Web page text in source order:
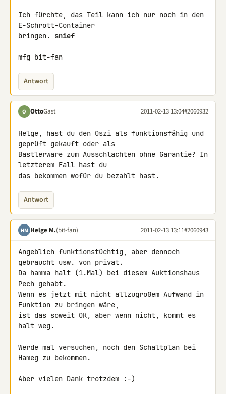
Ich fürchte, das Teil kann ich nur noch in den
E-Schrott-Container
bringen. snief
mfg bit-fan
Antwort
O OttoGast 2011-02-13 13:04#2060932
Helge, hast du den Oszi als funktionsfähig und
geprüft gekauft oder als
Bastlerware zum Ausschlachten ohne Garantie? In
letzterem Fall hast du
das bekommen wofür du bezahlt hast.
Antwort
HM Helge M.(bit-fan) 2011-02-13 13:11#2060943
Angeblich funktionstüchtig, aber dennoch
gebraucht usw. von privat.
Da hamma halt (1.Mal) bei diesem Auktionshaus
Pech gehabt.
Wenn es jetzt mit nicht allzugroßem Aufwand in
Funktion zu bringen wäre,
ist das soweit OK, aber wenn nicht, kommt es
halt weg.
Werde mal versuchen, noch den Schaltplan bei
Hameg zu bekommen.
Aber vielen Dank trotzdem :-)